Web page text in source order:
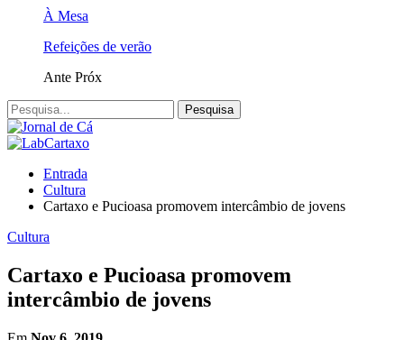
À Mesa
Refeições de verão
Ante Próx
Entrada
Cultura
Cartaxo e Pucioasa promovem intercâmbio de jovens
Cultura
Cartaxo e Pucioasa promovem
intercâmbio de jovens